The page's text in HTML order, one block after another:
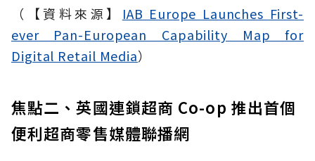
（【資料來源】 IAB Europe Launches First-
ever Pan-European Capability Map for
Digital Retail Media）
焦點二、英國連鎖超商 Co-op 推出首個
便利超商零售媒體聯播網